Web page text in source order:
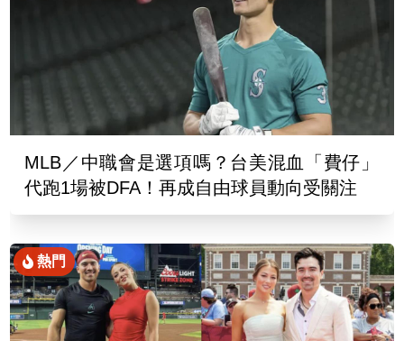
MLB／中職會是選項嗎？台美混血「費仔」
代跑1場被DFA！再成自由球員動向受關注
熱門